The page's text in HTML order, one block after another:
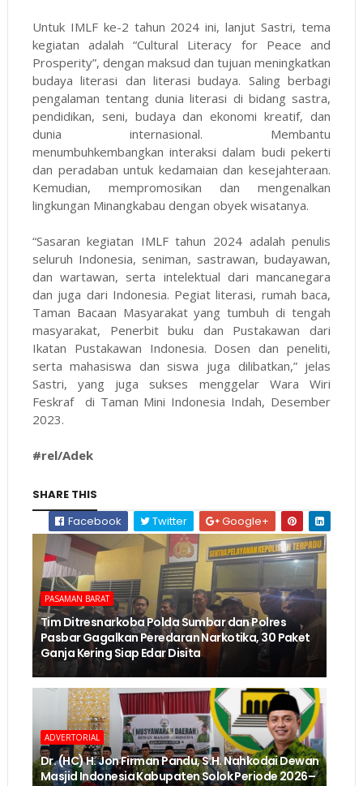
Untuk IMLF ke-2 tahun 2024 ini, lanjut Sastri, tema
kegiatan adalah “Cultural Literacy for Peace and
Prosperity”, dengan maksud dan tujuan meningkatkan
budaya literasi dan literasi budaya. Saling berbagi
pengalaman tentang dunia literasi di bidang sastra,
pendidikan, seni, budaya dan ekonomi kreatif, dan
dunia internasional. Membantu
menumbuhkembangkan interaksi dalam budi pekerti
dan peradaban untuk kedamaian dan kesejahteraan.
Kemudian, mempromosikan dan mengenalkan
lingkungan Minangkabau dengan obyek wisatanya.
“Sasaran kegiatan IMLF tahun 2024 adalah penulis
seluruh Indonesia, seniman, sastrawan, budayawan,
dan wartawan, serta intelektual dari mancanegara
dan juga dari Indonesia. Pegiat literasi, rumah baca,
Taman Bacaan Masyarakat yang tumbuh di tengah
masyarakat, Penerbit buku dan Pustakawan dari
Ikatan Pustakawan Indonesia. Dosen dan peneliti,
serta mahasiswa dan siswa juga dilibatkan,” jelas
Sastri, yang juga sukses menggelar Wara Wiri
Feskraf di Taman Mini Indonesia Indah, Desember
2023.
#rel/Adek
SHARE THIS
Facebook
Twitter Google+
PASAMAN BARAT
Tim Ditresnarkoba Polda Sumbar dan Polres
Pasbar Gagalkan Peredaran Narkotika, 30 Paket
Ganja Kering Siap Edar Disita
ADVERTORIAL
Dr. (HC) H. Jon Firman Pandu, S.H. Nahkodai Dewan
Masjid Indonesia Kabupaten Solok Periode 2026–